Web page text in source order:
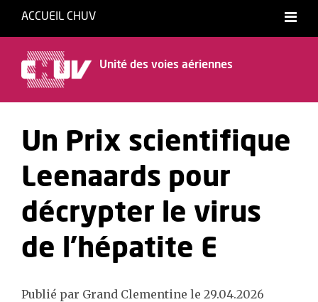
ACCUEIL CHUV
Unité des voies aériennes
Un Prix scientifique
Leenaards pour
décrypter le virus
de l’hépatite E
Publié par Grand Clementine le 29.04.2026